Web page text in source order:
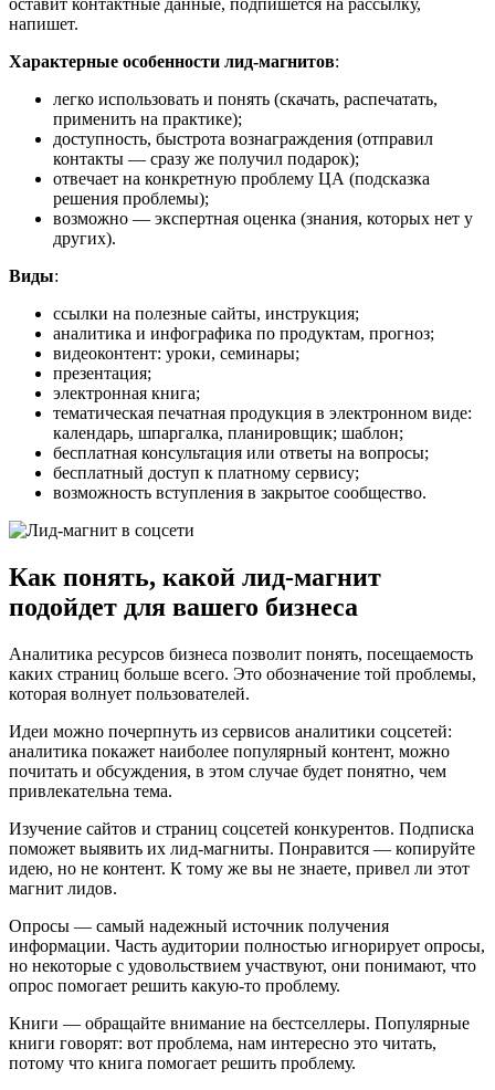
оставит контактные данные, подпишется на рассылку,
напишет.
Характерные особенности лид-магнитов:
легко использовать и понять (скачать, распечатать,
применить на практике);
доступность, быстрота вознаграждения (отправил
контакты — сразу же получил подарок);
отвечает на конкретную проблему ЦА (подсказка
решения проблемы);
возможно — экспертная оценка (знания, которых нет у
других).
Виды:
ссылки на полезные сайты, инструкция;
аналитика и инфографика по продуктам, прогноз;
видеоконтент: уроки, семинары;
презентация;
электронная книга;
тематическая печатная продукция в электронном виде:
календарь, шпаргалка, планировщик; шаблон;
бесплатная консультация или ответы на вопросы;
бесплатный доступ к платному сервису;
возможность вступления в закрытое сообщество.
Как понять, какой лид-магнит
подойдет для вашего бизнеса
Аналитика ресурсов бизнеса позволит понять, посещаемость
каких страниц больше всего. Это обозначение той проблемы,
которая волнует пользователей.
Идеи можно почерпнуть из сервисов аналитики соцсетей:
аналитика покажет наиболее популярный контент, можно
почитать и обсуждения, в этом случае будет понятно, чем
привлекательна тема.
Изучение сайтов и страниц соцсетей конкурентов. Подписка
поможет выявить их лид-магниты. Понравится — копируйте
идею, но не контент. К тому же вы не знаете, привел ли этот
магнит лидов.
Опросы — самый надежный источник получения
информации. Часть аудитории полностью игнорирует опросы,
но некоторые с удовольствием участвуют, они понимают, что
опрос помогает решить какую-то проблему.
Книги — обращайте внимание на бестселлеры. Популярные
книги говорят: вот проблема, нам интересно это читать,
потому что книга помогает решить проблему.